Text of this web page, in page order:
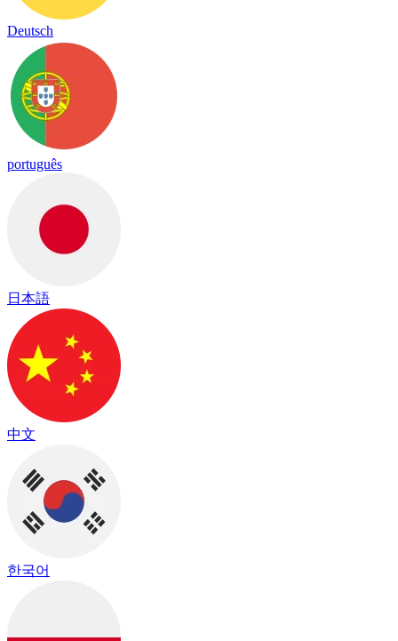
Deutsch
português
日本語
中文
한국어